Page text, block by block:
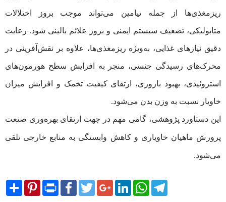
ریزمغذی‌ها از جمله تیامین می‌تواند موجب بروز اختلالات
متابولیکی، تضعیف سیستم ایمنی و بروز علائم بالینی شود. رعایت
دقیق نیازهای غذایی، به‌ویژه ریزمغذی‌ها، علاوه بر نقش‌آفرینی در
محرک‌های رسیدگی جنسی، منجر به افزایش سطح هورمون‌های
استروئیدی، بهبود باروری، ارتقای کیفیت تخمک و افزایش میزان
خاویار نسبت به وزن بدن می‌شود.
این دستاورد پژوهشی، گامی مهم در جهت ارتقای بهره‌وری صنعت
پرورش ماهیان خاویاری و کاهش وابستگی به منابع خارجی تلقی
می‌شود.
SharePinterest Print
FacebookTwitterGoogle+LinkedInWhatsAppTelegram